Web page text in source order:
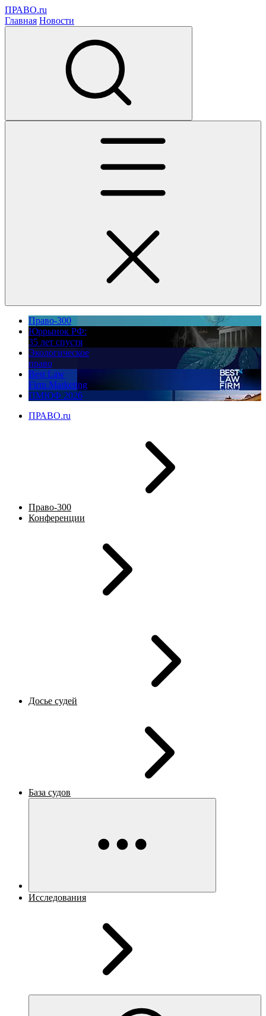
ПРАВО.ru
Главная Новости
Право-300
Юррынок РФ:
35 лет спустя
Экологическое
право
Best Law
Firm Marketing
ПМЮФ 2026
ПРАВО.ru
Право-300
Конференции
Досье судей
База судов
Исследования